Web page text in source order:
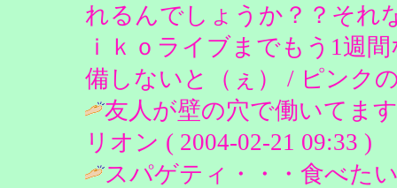
れるんでしょうか？？そ
ｉｋｏライブまでもう1週
備しないと（ぇ） / ピンク
友人が壁の穴で働いてま
リオン ( 2004-02-21 09:33 )
スパゲティ・・・食べた